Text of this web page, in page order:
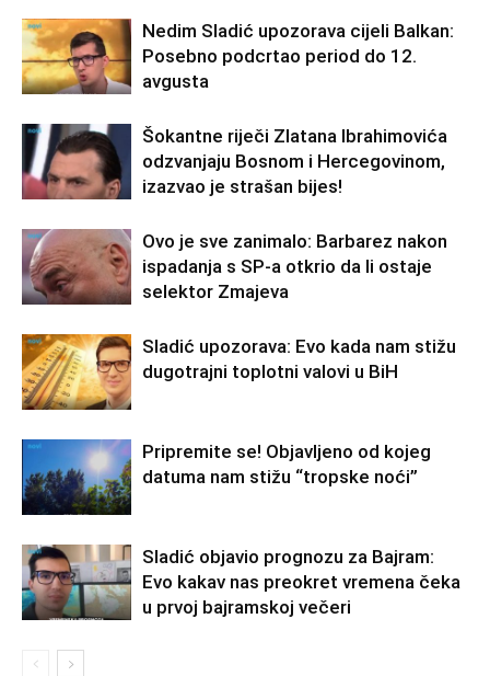
Nedim Sladić upozorava cijeli Balkan:
Posebno podcrtao period do 12.
avgusta
Šokantne riječi Zlatana Ibrahimovića
odzvanjaju Bosnom i Hercegovinom,
izazvao je strašan bijes!
Ovo je sve zanimalo: Barbarez nakon
ispadanja s SP-a otkrio da li ostaje
selektor Zmajeva
Sladić upozorava: Evo kada nam stižu
dugotrajni toplotni valovi u BiH
Pripremite se! Objavljeno od kojeg
datuma nam stižu “tropske noći”
Sladić objavio prognozu za Bajram:
Evo kakav nas preokret vremena čeka
u prvoj bajramskoj večeri